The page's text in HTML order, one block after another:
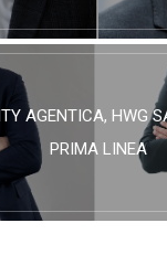
AGENTICA, HWG
PRIMA LINEA